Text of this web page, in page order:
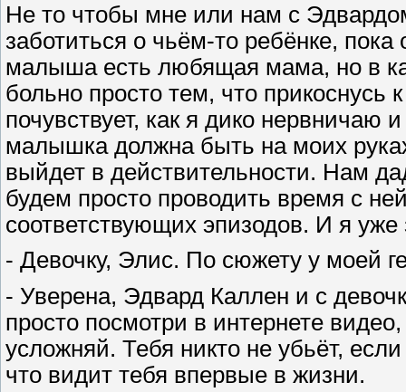
Не то чтобы мне или нам с
заботиться о чьём-то ребёнке,
малыша есть любящая мама, но в
больно просто тем, что прикоснусь
почувствует, как я дико нервничаю
малышка должна быть на моих
выйдет в действительности. Нам
будем просто проводить время с
соответствующих эпизодов. И я уже
- Девочку, Элис. По сюжету у моей
- Уверена, Эдвард Каллен и с
просто посмотри в интернете
усложняй. Тебя никто не убьёт,
что видит тебя впервые в жизни.